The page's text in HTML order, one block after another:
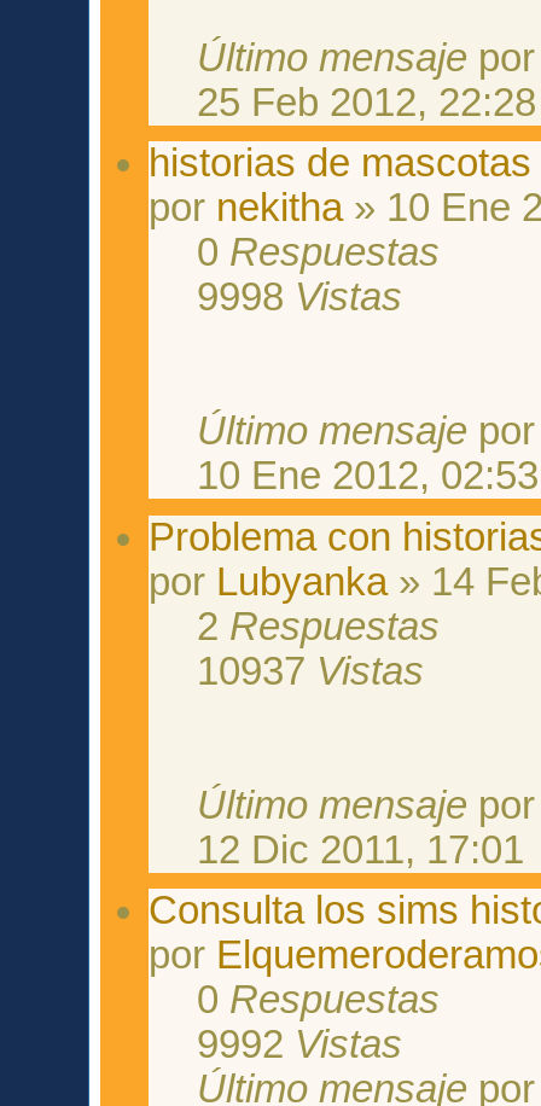
Último mensaje
25 Feb 2012, 22:28
historias de
por nekitha» 10 Ene
0 Respuestas
9998 Vistas
Último mensaje
10 Ene 2012, 02:53
Problema con
por Lubyanka» 14
2 Respuestas
10937 Vistas
Último mensaje
12 Dic 2011, 17:01
Consulta los sims
por
0 Respuestas
9992 Vistas
Último mensaje